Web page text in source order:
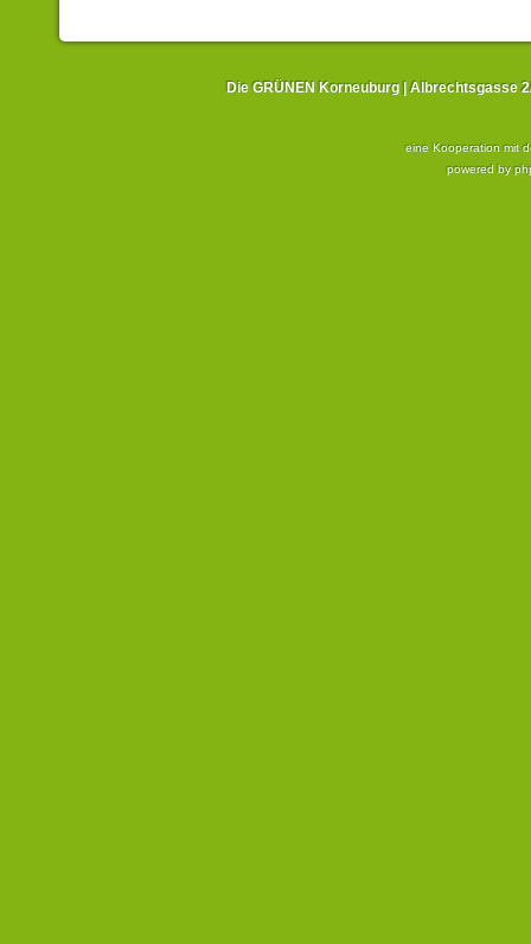
Die GRÜNEN Korneuburg | Albrechtsgasse
eine Kooperation mit
powered by